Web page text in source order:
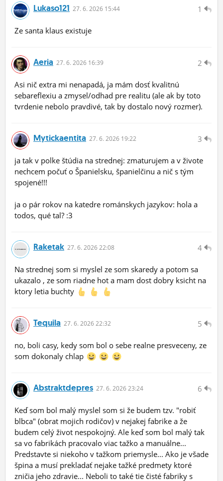
1
Lukaso121 27. 6. 2026 15:44
Ze santa klaus existuje
2
Aeria 27. 6. 2026 16:39
Asi nič extra mi nenapadá, ja mám dosť kvalitnú
sebareflexiu a zmysel/odhad pre realitu (ale ak by toto
tvrdenie nebolo pravdivé, tak by dostalo nový rozmer).
3
Mytickaentita 27. 6. 2026 19:22
ja tak v polke štúdia na strednej: zmaturujem a v živote
nechcem počuť o Španielsku, španielčinu a nič s tým
spojené!!!
ja o pár rokov na katedre románskych jazykov: hola a
todos, qué tal? :3
4
Raketak 27. 6. 2026 22:08
Na strednej som si myslel ze som skaredy a potom sa
ukazalo , ze som riadne hot a mam dost dobry ksicht na
ktory letia buchty
5
Tequila 27. 6. 2026 22:32
no, boli casy, kedy som bol o sebe realne presveceny, ze
som dokonaly chlap
6
Abstraktdepres 27. 6. 2026 23:24
Keď som bol malý myslel som si že budem tzv. "robiť
blbca" (obrat mojich rodičov) v nejakej fabrike a že
budem celý život nespokojný. Ale keď som bol malý tak
sa vo fabrikách pracovalo viac tažko a manuálne...
Predstavte si niekoho v tažkom priemysle... Ako je všade
špina a musí prekladať nejake tažké predmety ktoré
zničia jeho zdravie... Neboli to také tie čisté fabriky s